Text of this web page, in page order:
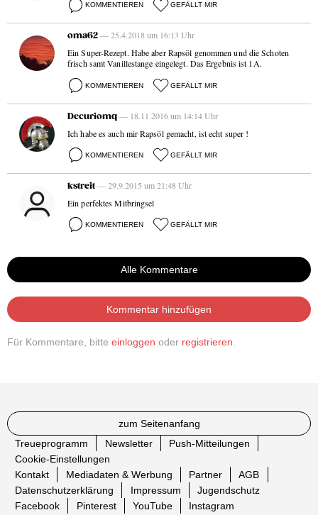
KOMMENTIEREN GEFÄLLT MIR
oma62— 25.4.2018 um 16:13 Uhr
Ein Super-Rezept. Habe aber Rapsöl genommen und die Schoten
frisch samt Vanillestange eingelegt. Das Ergebnis ist 1A.
KOMMENTIEREN GEFÄLLT MIR
Decuriomq— 18.11.2016 um 14:14 Uhr
Ich habe es auch mir Rapsöl gemacht, ist echt super !
KOMMENTIEREN GEFÄLLT MIR
kstreit— 29.9.2015 um 21:48 Uhr
Ein perfektes Mitbringsel
KOMMENTIEREN GEFÄLLT MIR
Alle Kommentare
Kommentar hinzufügen
Für Kommentare, bitte einloggen oder registrieren
zum Seitenanfang
Treueprogramm
Newsletter
Push-Mitteilungen
Cookie-Einstellungen
Kontakt
Mediadaten & Werbung Partner
AGB
Datenschutzerklärung
Impressum
Jugendschutz
Facebook
Pinterest YouTube Instagram